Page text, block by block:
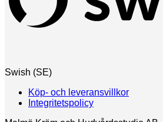
Swish (SE)
Köp- och leveransvillkor
Integritetspolicy